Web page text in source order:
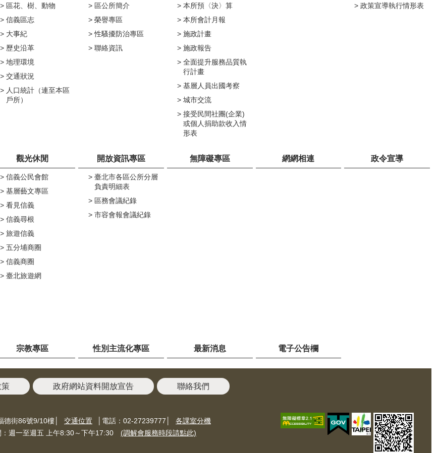
區花、樹、動物
信義區志
大事紀
歷史沿革
地理環境
交通狀況
人口統計（連至本區
戶所）
區公所簡介
榮譽專區
性騷擾防治專區
聯絡資訊
本所預〈決〉算
本所會計月報
施政計畫
施政報告
全面提升服務品質執
行計畫
基層人員出國考察
城市交流
接受民間社團(企業)
或個人捐助款收入情
形表
政策宣導執行情形表
觀光休閒
信義公民會館
基層藝文專區
看見信義
信義尋根
旅遊信義
五分埔商圈
信義商圈
臺北旅遊網
開放資訊專區
臺北市各區公所分層
負責明細表
區務會議紀錄
市容會報會議紀錄
無障礙專區 網網相連 政令宣導
宗教專區 性別主流化專區 最新消息 電子公告欄
策 政府網站資料開放宣告 聯絡我們
街86號9/10樓│
交通位置 │電話：02-27239777│
各課室分機
週一至週五 上午8:30～下午17:30
(調解會服務時段請點此)